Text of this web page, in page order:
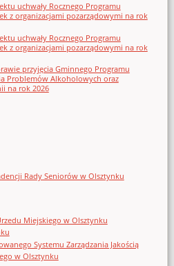
uchwały Rocznego Programu
z organizacjami pozarządowymi na rok
uchwały Rocznego Programu
z organizacjami pozarządowymi na rok
przyjęcia Gminnego Programu
Problemów Alkoholowych oraz
na rok 2026
Rady Seniorów w Olsztynku
Miejskiego w Olsztynku
Systemu Zarządzania Jakością
w Olsztynku